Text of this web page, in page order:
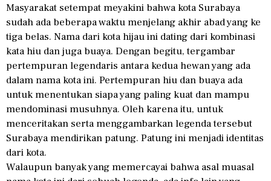
Masyarakat setempat meyakini bahwa kota Surabaya
sudah ada beberapa waktu menjelang akhir abad yang ke
tiga belas. Nama dari kota hijau ini dating dari kombinasi
kata hiu dan juga buaya. Dengan begitu, tergambar
pertempuran legendaris antara kedua hewan yang ada
dalam nama kota ini. Pertempuran hiu dan buaya ada
untuk menentukan siapa yang paling kuat dan mampu
mendominasi musuhnya. Oleh karena itu, untuk
menceritakan serta menggambarkan legenda tersebut
Surabaya mendirikan patung. Patung ini menjadi identitas
dari kota.
Walaupun banyak yang memercayai bahwa asal muasal